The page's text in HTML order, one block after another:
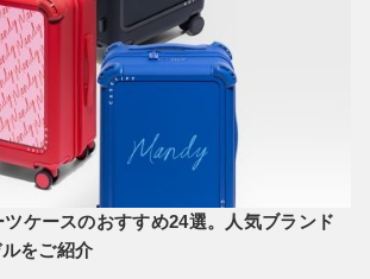
ツケースのおすすめ24選。人気ブランド
をご紹介